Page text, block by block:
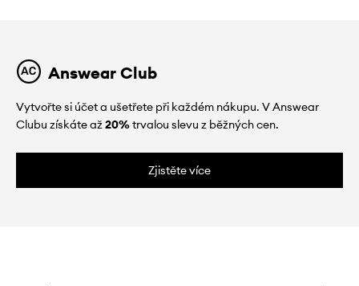
Answear Club
Vytvořte si účet a ušetřete při každém nákupu. V Answear
Clubu získáte až20%trvalou slevu z běžných cen.
Zjistěte více